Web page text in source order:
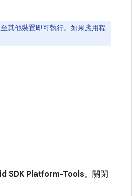
其他裝置即可執行。如果應用程
SDK Platform-Tools。關閉